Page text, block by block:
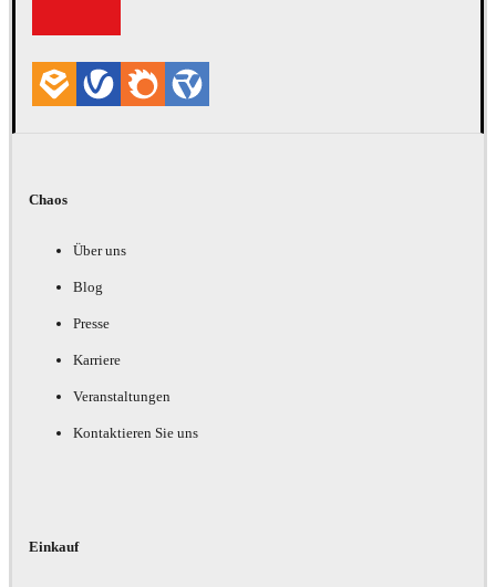
Chaos
Über uns
Blog
Presse
Karriere
Veranstaltungen
Kontaktieren Sie uns
Einkauf